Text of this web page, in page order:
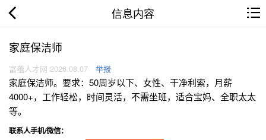
信息内容
家庭保洁师
富蕴人才网 2026.08.07 举报
家庭保洁师。要求：50周岁以下、女性、干净利索，月薪
4000+，工作轻松，时间灵活，不需坐班，适合宝妈、全职太太
等。
联系人手机/微信：